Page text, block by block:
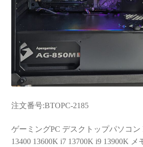
注文番号:BTOPC-2185
ゲーミングPC デスクトップパソコン
13400 13600K i7 13700K i9 13900K メ